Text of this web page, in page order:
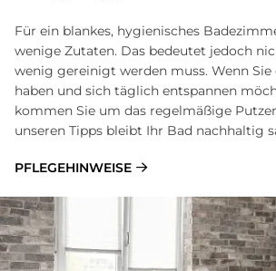
Für ein blankes, hygienisches
wenige Zutaten. Das bedeutet jedoch
wenig gereinigt werden muss. Wenn Sie
haben und sich täglich entspannen
kommen Sie um das regelmäßige
unseren Tipps bleibt Ihr Bad nachhaltig
PFLEGEHINWEISE